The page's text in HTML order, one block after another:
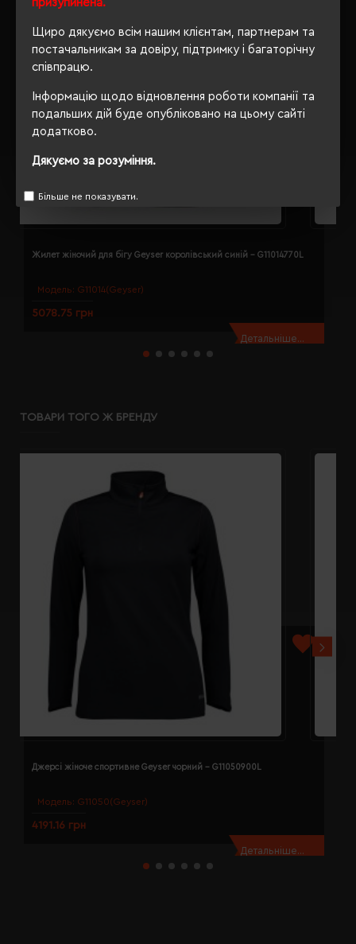
призупинена.
Щиро дякуємо всім нашим клієнтам, партнерам та
постачальникам за довіру, підтримку і багаторічну
співпрацю.
Інформацію щодо відновлення роботи компанії та
подальших дій буде опубліковано на цьому сайті
додатково.
Дякуємо за розуміння.
Більше не показувати.
Модель: G11014(Geyser)
Жилет жіночий для бігу Geyser королівський синій - G11014770L
5078.75 грн
Детальніше...
ТОВАРИ ТОГО Ж БРЕНДУ
Модель: G11050(Geyser)
Джерсі жіноче спортивне Geyser чорний - G11050900L
4191.16 грн
Детальніше...